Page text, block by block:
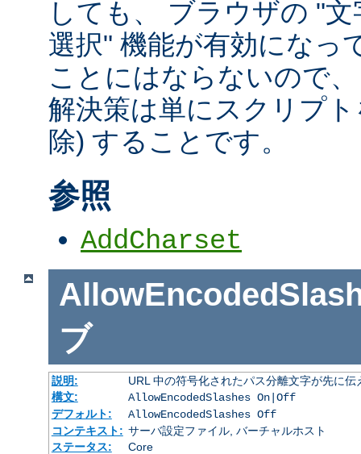
しても、 ブラウザの "
選択" 機能が有効になっ
ことにはならないので
解決策は単にスクリプ
除) することです。
参照
AddCharset
ブ
説明:
URL 中の符号化されたパス分離文字が先に
構文:
AllowEncodedSlashes On|Off
デフォルト:
AllowEncodedSlashes Off
コンテキスト: サーバ設定ファイル, バーチャルホスト
ステータス:
Core